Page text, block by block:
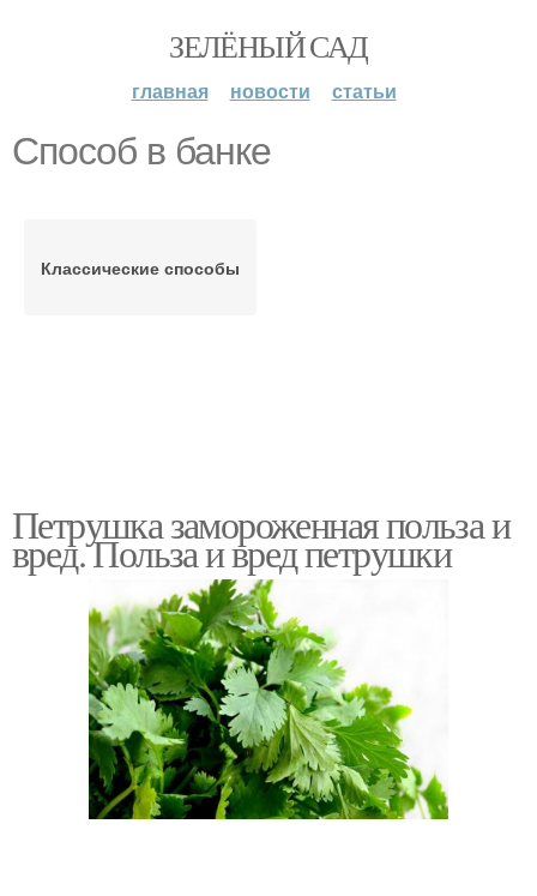
ЗЕЛЁНЫЙ САД
главная новости статьи
Способ в банке
Классические способы
Петрушка замороженная польза и
вред. Польза и вред петрушки